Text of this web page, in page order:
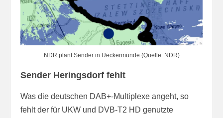
NDR plant Sender in Ueckermünde (Quelle: NDR)
Sender Heringsdorf fehlt
Was die deutschen DAB+-Multiplexe angeht, so
fehlt der für UKW und DVB-T2 HD genutzte